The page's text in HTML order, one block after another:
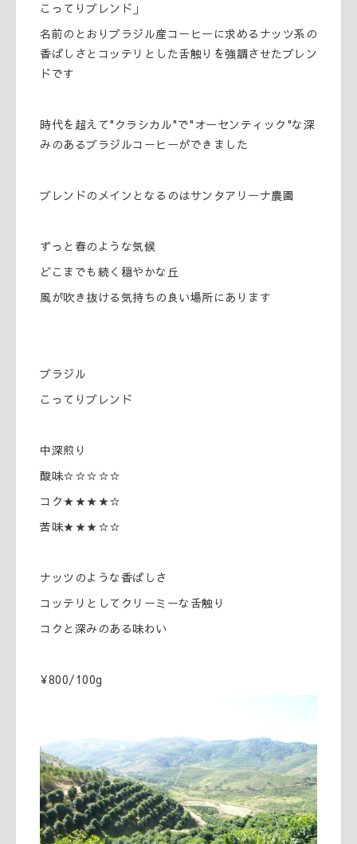
こってりブレンド」
名前のとおりブラジル産コーヒーに求めるナッツ系の
香ばしさとコッテリとした舌触りを強調させたブレン
ドです
時代を超えて"クラシカル"で"オーセンティック"な深
みのあるブラジルコーヒーができました
ブレンドのメインとなるのはサンタアリーナ農園
ずっと春のような気候
どこまでも続く穏やかな丘
風が吹き抜ける気持ちの良い場所にあります
ブラジル
こってりブレンド
中深煎り
酸味☆☆☆☆☆
コク★★★★☆
苦味★★★☆☆
ナッツのような香ばしさ
コッテリとしてクリーミーな舌触り
コクと深みのある味わい
¥800/100g